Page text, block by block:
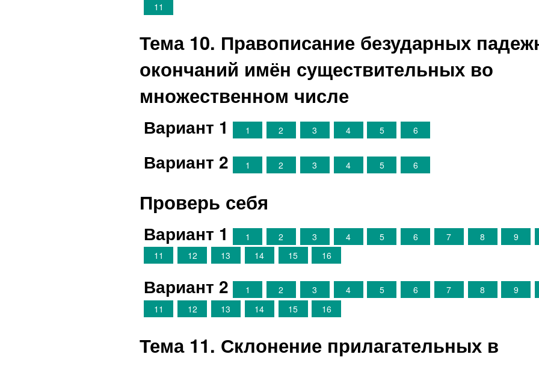
11
Тема 10. Правописание безударных
окончаний имён существительных во
множественном числе
Вариант 1 1 2 3 4 5 6
Вариант 2 1 2 3 4 5 6
Проверь себя
Вариант 1 1 2 3 4 5 6 7 8
9
11
12 13 14 15 16
Вариант 2 1 2 3 4 5 6 7 8
9
11
12 13 14 15 16
Тема 11. Склонение прилагательных в